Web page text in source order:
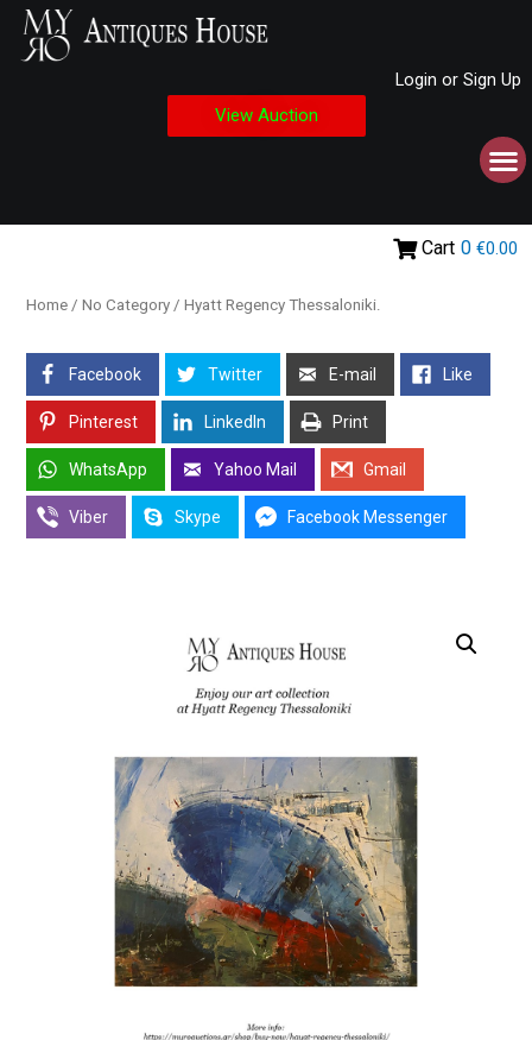
Login or Sign Up
View Auction
Cart 0 €0.00
Home / No Category / Hyatt Regency Thessaloniki.
Facebook Twitter E-mail Like
Pinterest LinkedIn Print
WhatsApp Yahoo Mail Gmail
Viber Skype Facebook Messenger